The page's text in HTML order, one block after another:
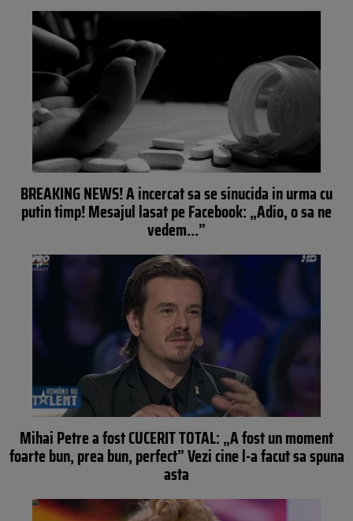
BREAKING NEWS! A incercat sa se sinucida in urma cu
putin timp! Mesajul lasat pe Facebook: „Adio, o sa ne
vedem…”
Mihai Petre a fost CUCERIT TOTAL: „A fost un moment
foarte bun, prea bun, perfect” Vezi cine l-a facut sa spuna
asta